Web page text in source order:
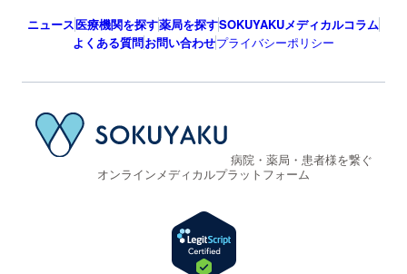
ニュース医療機関を探す薬局を探すSOKUYAKUメディカルコラム
よくある質問お問い合わせプライバシーポリシー
病院・薬局・患者様を繋ぐ
オンラインメディカルプラットフォーム